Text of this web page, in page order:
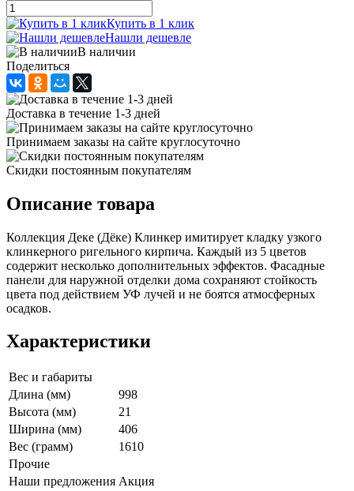
Купить в 1 клик
Нашли дешевле
В наличии
Поделиться
Доставка в течение 1-3 дней
Принимаем заказы на сайте круглосуточно
Скидки постоянным покупателям
Описание товара
Коллекция Деке (Дёке) Клинкер имитирует кладку узкого
клинкерного ригельного кирпича. Каждый из 5 цветов
содержит несколько дополнительных эффектов. Фасадные
панели для наружной отделки дома сохраняют стойкость
цвета под действием УФ лучей и не боятся атмосферных
осадков.
Характеристики
Вес и габариты
Длина (мм)
998
Высота (мм)
21
Ширина (мм)
406
Вес (грамм)
1610
Прочие
Наши предложения Акция